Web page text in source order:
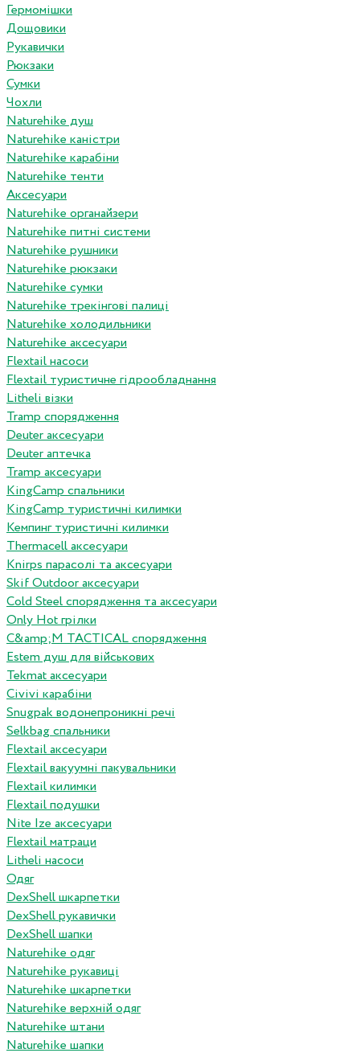
Гермомішки
Дощовики
Рукавички
Рюкзаки
Сумки
Чохли
Naturehike душ
Naturehike каністри
Naturehike карабіни
Naturehike тенти
Аксесуари
Naturehike органайзери
Naturehike питні системи
Naturehike рушники
Naturehike рюкзаки
Naturehike сумки
Naturehike трекінгові палиці
Naturehike холодильники
Naturehike аксесуари
Flextail насоси
Flextail туристичне гідрообладнання
Litheli візки
Tramp спорядження
Deuter аксесуари
Deuter аптечка
Tramp аксесуари
KingCamp спальники
KingCamp туристичні килимки
Кемпинг туристичні килимки
Thermacell аксесуари
Knirps парасолі та аксесуари
Skif Outdoor аксесуари
Cold Steel спорядження та аксесуари
Only Hot грілки
C&amp;M TACTICAL спорядження
Estem душ для військових
Tekmat аксесуари
Сivivi карабіни
Snugpak водонепроникні речі
Selkbag спальники
Flextail аксесуари
Flextail вакуумні пакувальники
Flextail килимки
Flextail подушки
Nite Ize аксесуари
Flextail матраци
Litheli насоси
Одяг
DexShell шкарпетки
DexShell рукавички
DexShell шапки
Naturehike одяг
Naturehike рукавиці
Naturehike шкарпетки
Naturehike верхній одяг
Naturehike штани
Naturehike шапки